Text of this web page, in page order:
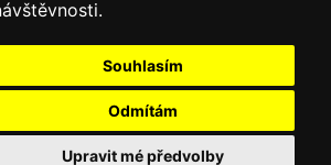
Souhlasím
Odmítám
Upravit mé předvolby
2026